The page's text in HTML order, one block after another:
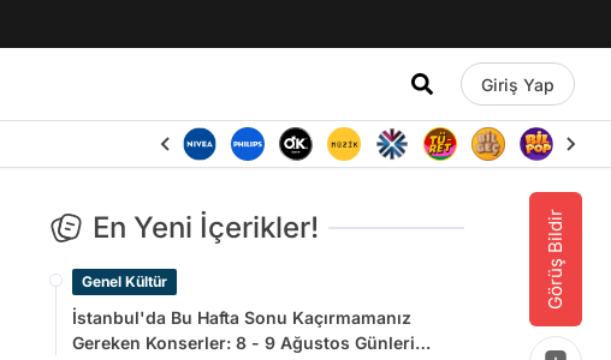
Giriş Yap
Görüş Bildir
En Yeni İçerikler!
Genel Kültür
İstanbul'da Bu Hafta Sonu Kaçırmamanız
Gereken Konserler: 8 - 9 Ağustos Günleri